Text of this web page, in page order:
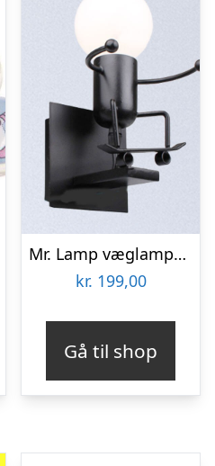
Mr. Lamp væglampe – mand på skateboard
kr. 199,00
Gå til shop